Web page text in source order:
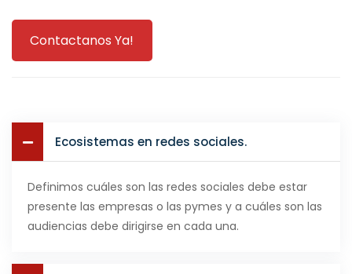
Contactanos Ya!
Ecosistemas en redes sociales.
Definimos cuáles son las redes sociales debe estar
presente las empresas o las pymes y a cuáles son las
audiencias debe dirigirse en cada una.